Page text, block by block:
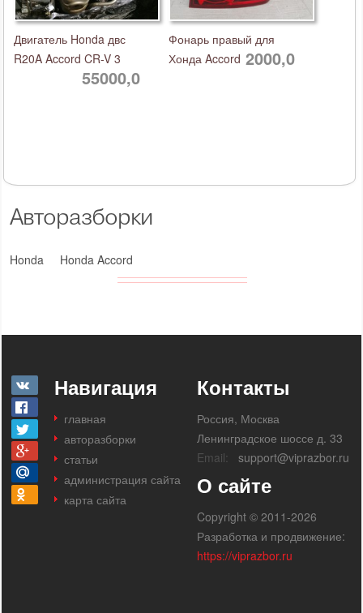
Авторазборки
Honda Honda Accord
Двигатель Honda двс
R20A Accord CR-V 3
55000,0
Фонарь правый для
Хонда Accord 2000,0
Навигация
главная
авторазборки
статьи
администрация сайта
карта сайта
Контакты
Россия, Москва
Ленинградское шоссе д. 33
Email:
support@viprazbor.ru
О сайте
Copyright © 2011-2026
Разработка и продвижение:
https://viprazbor.ru